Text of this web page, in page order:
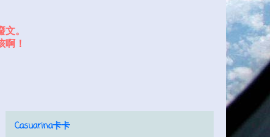
。
啊！
Casuarina卡卡